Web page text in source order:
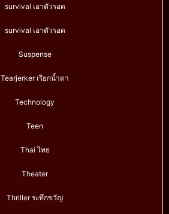
survival เอาตัวรอด
survival เอาตัวรอด
Suspense
Tearjerker เรียกน้ำตา
Technology
Teen
Thai ไทย
Theater
Thriller ระทึกขวัญ